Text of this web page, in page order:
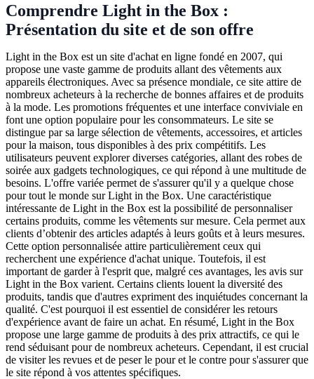
Comprendre Light in the Box :
Présentation du site et de son offre
Light in the Box est un site d'achat en ligne fondé en 2007, qui
propose une vaste gamme de produits allant des vêtements aux
appareils électroniques. Avec sa présence mondiale, ce site attire de
nombreux acheteurs à la recherche de bonnes affaires et de produits
à la mode. Les promotions fréquentes et une interface conviviale en
font une option populaire pour les consommateurs. Le site se
distingue par sa large sélection de vêtements, accessoires, et articles
pour la maison, tous disponibles à des prix compétitifs. Les
utilisateurs peuvent explorer diverses catégories, allant des robes de
soirée aux gadgets technologiques, ce qui répond à une multitude de
besoins. L'offre variée permet de s'assurer qu'il y a quelque chose
pour tout le monde sur Light in the Box. Une caractéristique
intéressante de Light in the Box est la possibilité de personnaliser
certains produits, comme les vêtements sur mesure. Cela permet aux
clients d’obtenir des articles adaptés à leurs goûts et à leurs mesures.
Cette option personnalisée attire particulièrement ceux qui
recherchent une expérience d'achat unique. Toutefois, il est
important de garder à l'esprit que, malgré ces avantages, les avis sur
Light in the Box varient. Certains clients louent la diversité des
produits, tandis que d'autres expriment des inquiétudes concernant la
qualité. C'est pourquoi il est essentiel de considérer les retours
d'expérience avant de faire un achat. En résumé, Light in the Box
propose une large gamme de produits à des prix attractifs, ce qui le
rend séduisant pour de nombreux acheteurs. Cependant, il est crucial
de visiter les revues et de peser le pour et le contre pour s'assurer que
le site répond à vos attentes spécifiques.